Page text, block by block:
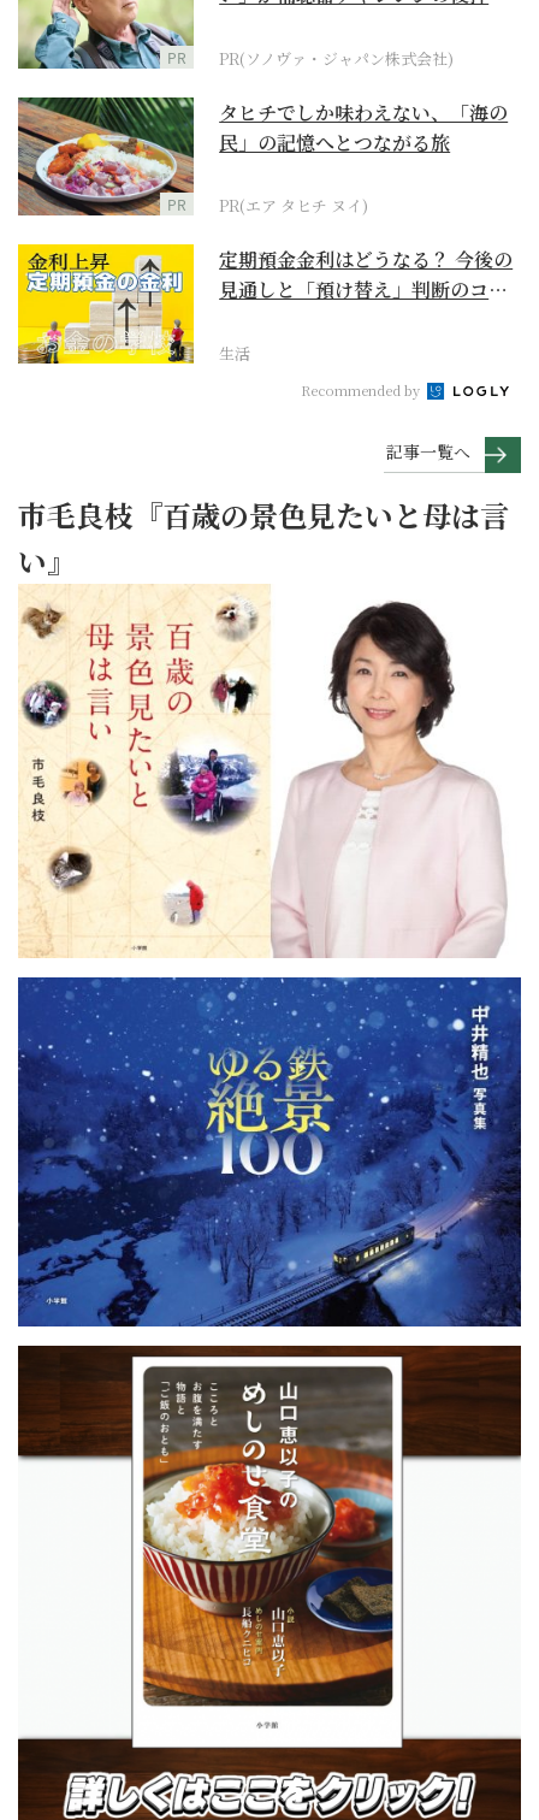
PR PR(ソノヴァ・ジャパン株式会社)
PR
タヒチでしか味わえない、「海の
民」の記憶へとつながる旅
PR(エア タヒチ ヌイ)
定期預金金利はどうなる？ 今後の
見通しと「預け替え」判断のコツ
生活
Recommended by
記事一覧へ
市毛良枝『百歳の景色見たいと母は言
い』